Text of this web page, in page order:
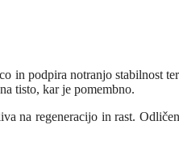
in podpira notranjo stabilnost
tisto, kar je pomembno.
na regeneracijo in rast.